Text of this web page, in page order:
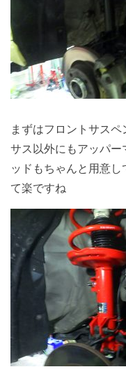
まずはフロントサス
サス以外にもアッパー
ッドもちゃんと用意
て楽ですね